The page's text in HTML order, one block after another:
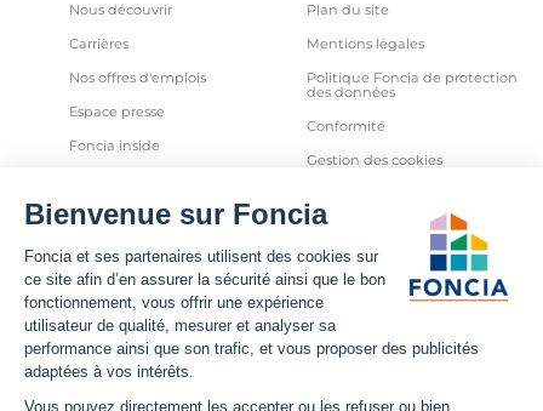
Nous découvrir
Carrières
Nos offres d'emplois
Espace presse
Foncia inside
Partenaires
Plan du site
Mentions légales
Politique Foncia de protection
des données
Conformité
Gestion des cookies
et autres traceurs
Sécurité informatique
Déclaration d'accessibilité
Infos utiles
Nous contacter
Nous suivre
Facebook